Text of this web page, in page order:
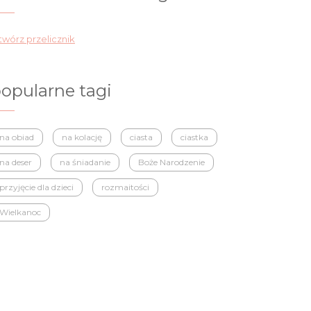
przelicznik
tagi
na obiad na kolację ciasta ciastka
na deser na śniadanie Boże Narodzenie
przyjęcie dla dzieci rozmaitości
Wielkanoc